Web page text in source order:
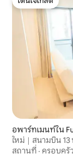
โดนใจเกสต์
อพาร์ทเมนท์ใน
ใหม่｜สนามบิน
สถานที่ · ครอบครั